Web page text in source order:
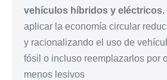
vehículos híbridos y eléctricos.
aplicar la economía circular
y racionalizando el uso de
fósil o incluso reemplazarlos por
menos lesivos